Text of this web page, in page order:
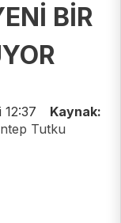
BİR
Kaynak:
Tutku